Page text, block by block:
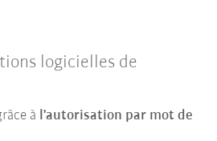
logicielles de
à l'autorisation par mot de